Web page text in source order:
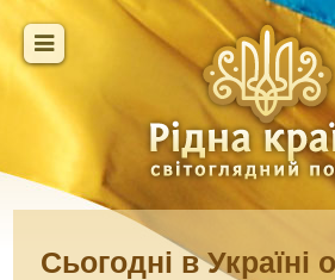
Сьогодні в Україні